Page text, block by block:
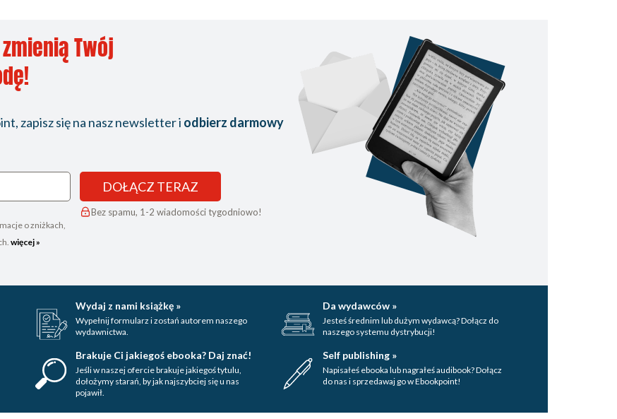
Twój
zapisz się na nasz newsletter i odbierz darmowy
o zniżkach,
więcej »
DOŁĄCZ TERAZ
Bez spamu, 1-2 wiadomości tygodniowo!
Wydaj z nami książkę »
Wypełnij formularz i zostań autorem naszego
wydawnictwa.
Da wydawców »
Jesteś średnim lub dużym wydawcą? Dołącz do
naszego systemu dystrybucji!
Brakuje Ci jakiegoś ebooka? Daj znać!
Jeśli w naszej ofercie brakuje jakiegoś tytulu,
dołożymy starań, by jak najszybciej się u nas
pojawił.
Self publishing »
Napisałeś ebooka lub nagrałeś audibook? Dołącz
do nas i sprzedawaj go w Ebookpoint!